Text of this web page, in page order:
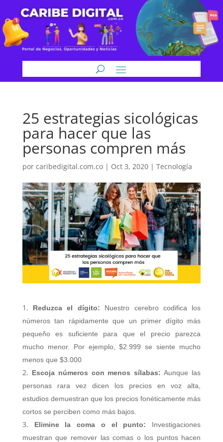
25 estrategias sicológicas
para hacer que las
personas compren más
por caribedigital.com.co| Oct 3, 2020| Tecnología
Reduzca el dígito: Nuestro cerebro codifica los
números tan rápidamente que un primer dígito más
pequeño es suficiente para que el precio parezca
mucho menor. Por ejemplo, $2.999 se siente mucho
menos que $3.000
Escoja números con menos sílabas: Aunque las
personas rara vez dicen los precios en voz alta,
estudios demuestran que los precios fonéticamente más
cortos se perciben como más bajos.
Elimine la coma o el punto: Investigaciones
muestran que remover las comas o los puntos hacen